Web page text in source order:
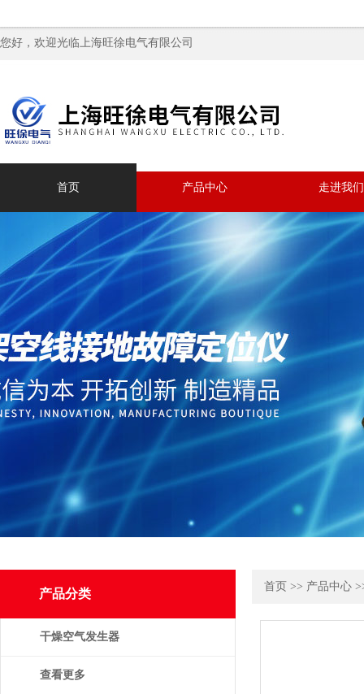
您好，欢迎光临上海旺徐电气有限公司
首页 产品中心 走进我们
产品分类
干燥空气发生器
查看更多
首页 >> 产品中心